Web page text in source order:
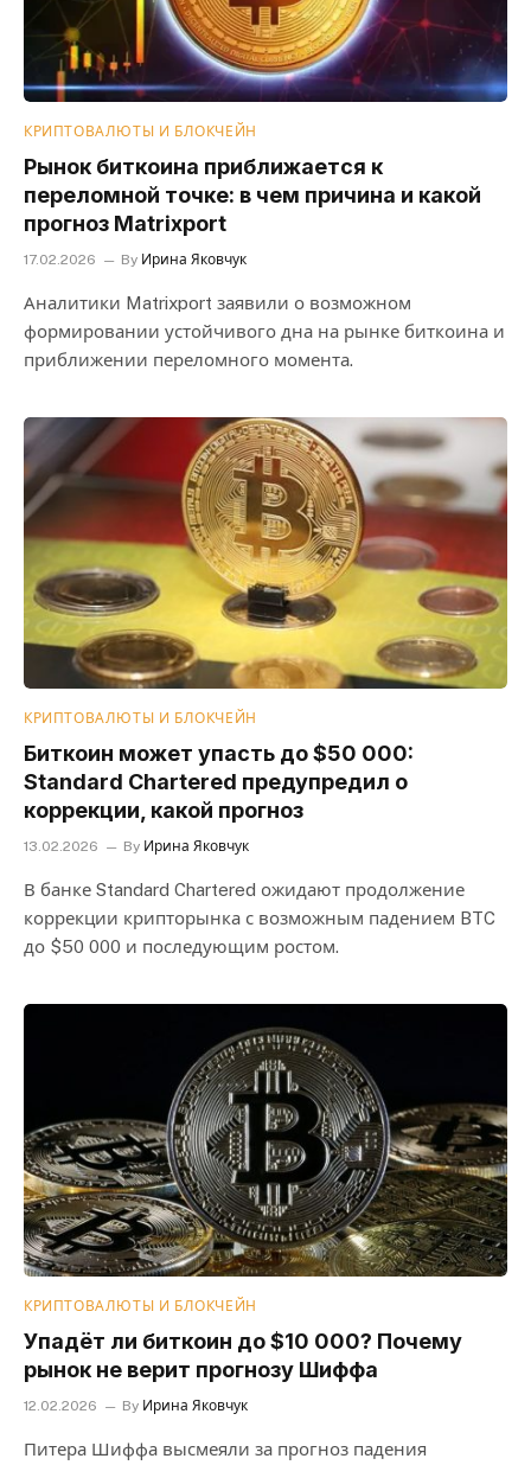
КРИПТОВАЛЮТЫ И БЛОКЧЕЙН
Рынок биткоина приближается к
переломной точке: в чем причина и какой
прогноз Matrixport
17.02.2026 By Ирина Яковчук
Аналитики Matrixport заявили о возможном
формировании устойчивого дна на рынке биткоина и
приближении переломного момента.
КРИПТОВАЛЮТЫ И БЛОКЧЕЙН
Биткоин может упасть до $50 000:
Standard Chartered предупредил о
коррекции, какой прогноз
13.02.2026 By Ирина Яковчук
В банке Standard Chartered ожидают продолжение
коррекции крипторынка с возможным падением BTC
до $50 000 и последующим ростом.
КРИПТОВАЛЮТЫ И БЛОКЧЕЙН
Упадёт ли биткоин до $10 000? Почему
рынок не верит прогнозу Шиффа
12.02.2026 By Ирина Яковчук
Питера Шиффа высмеяли за прогноз падения